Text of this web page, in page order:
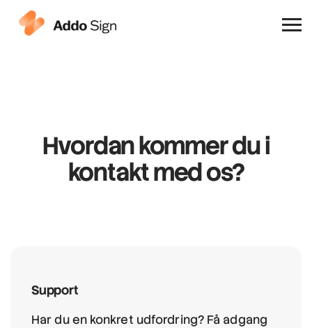
Hvorfor Addo Sign
Hvordan kommer du i
kontakt med os?
Support
Har du en konkret udfordring? Få adgang